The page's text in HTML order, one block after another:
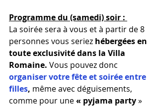
Programme du (samedi) soir :
La soirée sera à vous et à partir de 8
personnes vous seriez hébergées en
toute exclusivité dans la Villa
Romaine. Vous pouvez donc
organiser votre fête et soirée entre
filles, même avec déguisements,
comme pour une « pyjama party »